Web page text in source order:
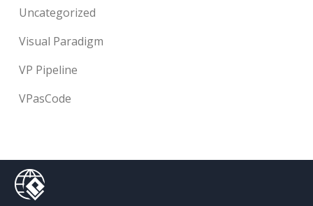
Uncategorized
Visual Paradigm
VP Pipeline
VPasCode